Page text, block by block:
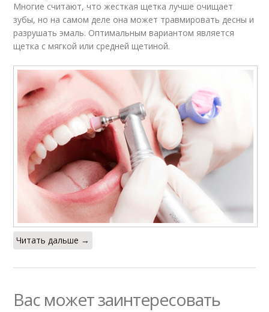
Многие считают, что жесткая щетка лучше очищает
зубы, но на самом деле она может травмировать десны и
разрушать эмаль. Оптимальным вариантом является
щетка с мягкой или средней щетиной.
Читать дальше →
Вас может заинтересовать